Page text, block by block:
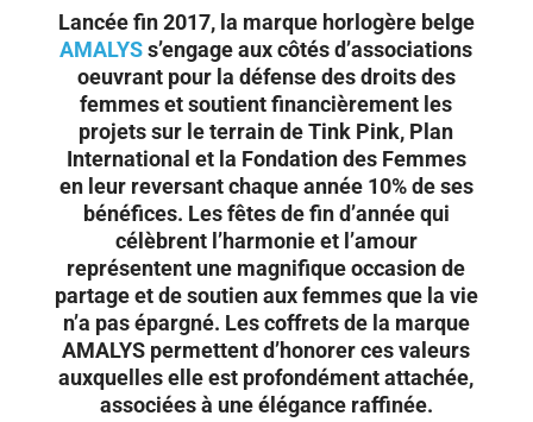
Lancée fin 2017, la marque horlogère belge
AMALYS s’engage aux côtés d’associations
oeuvrant pour la défense des droits des
femmes et soutient financièrement les
projets sur le terrain de Tink Pink, Plan
International et la Fondation des Femmes
en leur reversant chaque année 10% de ses
bénéfices. Les fêtes de fin d’année qui
célèbrent l’harmonie et l’amour
représentent une magnifique occasion de
partage et de soutien aux femmes que la vie
n’a pas épargné. Les coffrets de la marque
AMALYS permettent d’honorer ces valeurs
auxquelles elle est profondément attachée,
associées à une élégance raffinée.